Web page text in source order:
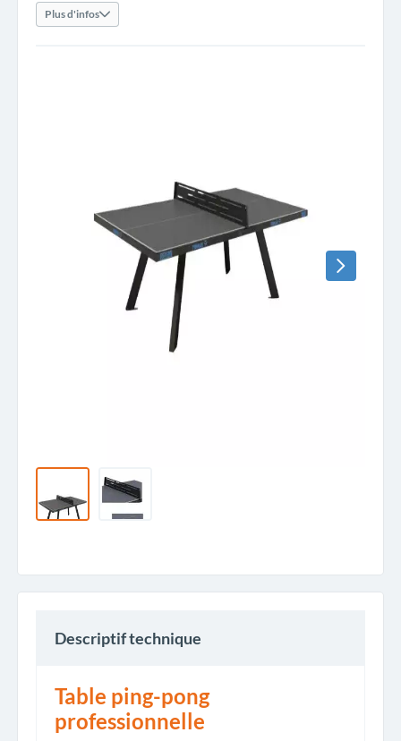
Plus d'infos
Descriptif technique
Table ping-pong
professionnelle